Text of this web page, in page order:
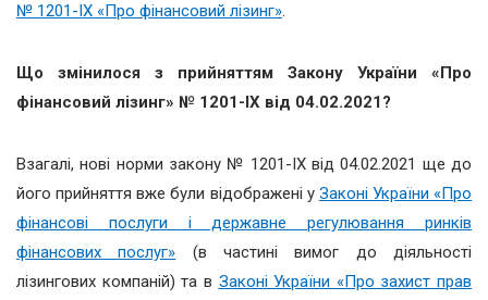
№ 1201-ІХ «Про фінансовий лізинг».
Що змінилося з прийняттям Закону України «Про
фінансовий лізинг» № 1201-ІХ від 04.02.2021?
Взагалі, нові норми закону № 1201-ІХ від 04.02.2021 ще до
його прийняття вже були відображені у Законі України «Про
фінансові послуги і державне регулювання ринків
фінансових послуг» (в частині вимог до діяльності
лізингових компаній) та в Законі України «Про захист прав